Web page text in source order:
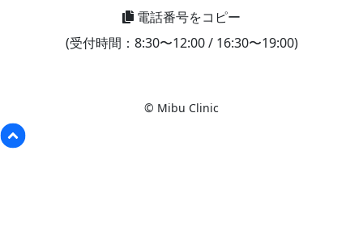
電話番号をコピー
(受付時間：8:30〜12:00 / 16:30〜19:00)
© Mibu Clinic